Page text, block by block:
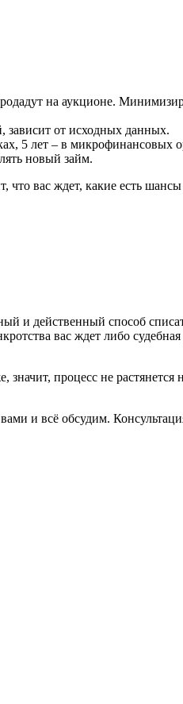
на аукционе.
зависит от исходных данных.
5 лет – в
новый займ.
что вас ждет, какие есть
и действенный способ
вас ждет либо
процесс не растянется
и всё обсудим.